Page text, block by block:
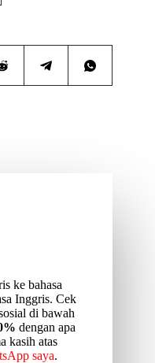
ke bahasa
Inggris. Cek
di bawah
dengan apa
kasih atas
saya.